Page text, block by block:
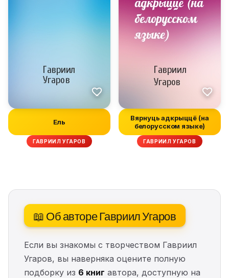
Ель
ГАВРИИЛ УГАРОВ
Вярнуць адкрыццё (на
белорусском языке)
ГАВРИИЛ УГАРОВ
📖 Об авторе Гавриил Угаров
Если вы знакомы с творчеством Гавриил
Угаров, вы наверняка оцените полную
подборку из 6 книг автора, доступную на